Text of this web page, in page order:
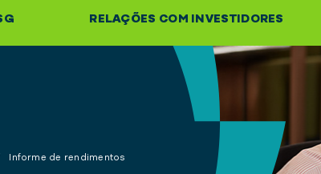
RELAÇÕES COM INVESTIDORES
Informe de rendimentos